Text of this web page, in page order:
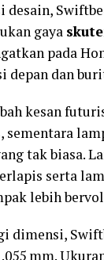
desain,
gaya
pada
depan dan
kesan
, sementara
tak biasa.
serta
lebih
dimensi,
mm.